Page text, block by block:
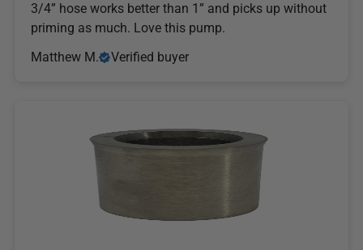
3/4” hose works better than 1” and picks up without
priming as much. Love this pump.
Matthew M.
Verified buyer